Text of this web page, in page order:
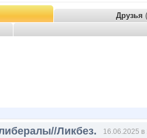
Друзья
Ликбез. 16.06.2025 в